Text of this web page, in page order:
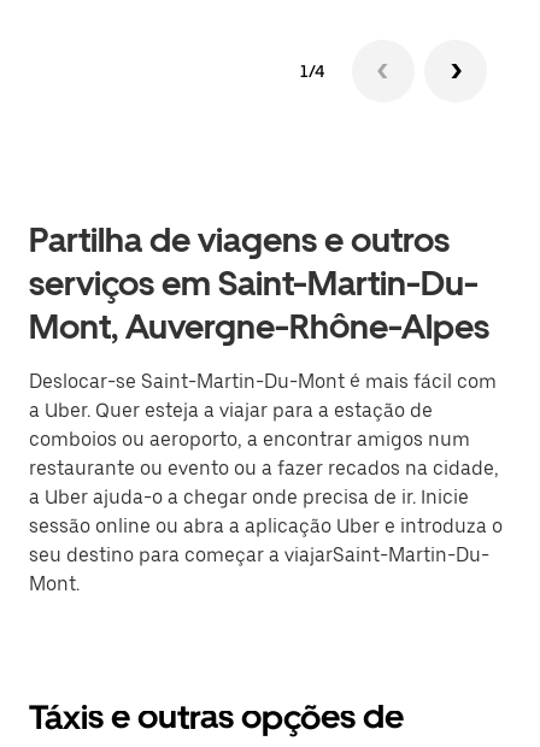
1/4
Partilha de viagens e outros
serviços em Saint-Martin-Du-
Mont, Auvergne-Rhône-Alpes
Deslocar-se Saint-Martin-Du-Mont é mais fácil com
a Uber. Quer esteja a viajar para a estação de
comboios ou aeroporto, a encontrar amigos num
restaurante ou evento ou a fazer recados na cidade,
a Uber ajuda-o a chegar onde precisa de ir. Inicie
sessão online ou abra a aplicação Uber e introduza o
seu destino para começar a viajarSaint-Martin-Du-
Mont.
Táxis e outras opções de